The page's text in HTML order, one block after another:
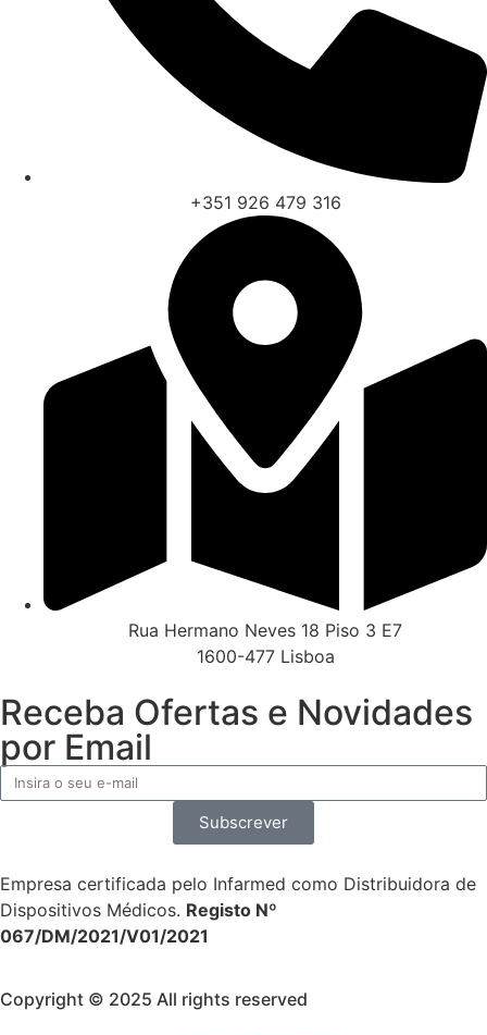
+351 926 479 316
Rua Hermano Neves 18 Piso 3 E7
1600-477 Lisboa
Receba Ofertas e Novidades
por Email
Subscrever
Empresa certificada pelo Infarmed como Distribuidora de
Dispositivos Médicos. Registo Nº
067/DM/2021/V01/2021
Copyright © 2025 All rights reserved